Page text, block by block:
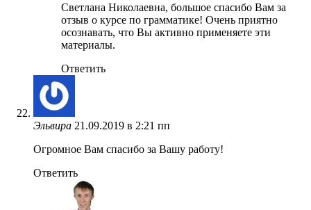
Светлана Николаевна, большое спасибо Вам за
отзыв о курсе по грамматике! Очень приятно
осознавать, что Вы активно применяете эти
материалы.
Ответить
Эльвира 21.09.2019 в 2:21 пп
Огромное Вам спасибо за Вашу работу!
Ответить